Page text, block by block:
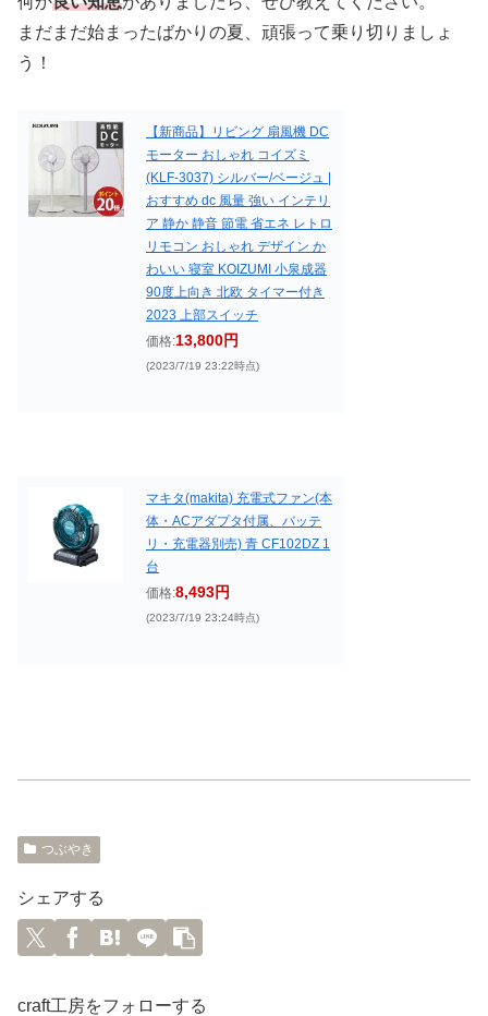
まだまだ始まったばかりの夏、頑張って乗り切りましょ
う！
【新商品】リビング 扇風機 DC
モーター おしゃれ コイズミ
(KLF-3037) シルバー/ベージュ |
おすすめ dc 風量 強い インテリ
ア 静か 静音 節電 省エネ レトロ
リモコン おしゃれ デザイン か
わいい 寝室 KOIZUMI 小泉成器
90度上向き 北欧 タイマー付き
2023 上部スイッチ
価格:13,800円
(2023/7/19 23:22時点)
マキタ(makita) 充電式ファン(本
体・ACアダプタ付属、バッテ
リ・充電器別売) 青 CF102DZ 1
台
価格:8,493円
(2023/7/19 23:24時点)
つぶやき
シェアする
craft工房をフォローする